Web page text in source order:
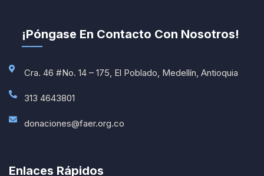
¡Póngase En Contacto Con Nosotros!
Cra. 46 #No. 14 – 175, El Poblado, Medellín, Antioquia
313 4643801
donaciones@faer.org.co
Enlaces Rápidos